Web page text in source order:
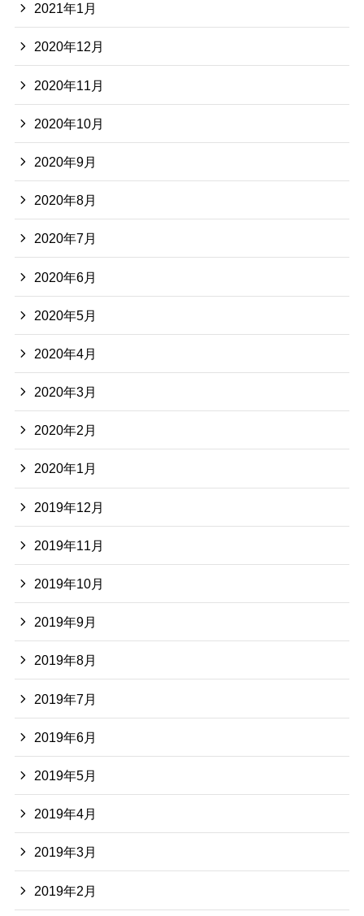
2021年1月
2020年12月
2020年11月
2020年10月
2020年9月
2020年8月
2020年7月
2020年6月
2020年5月
2020年4月
2020年3月
2020年2月
2020年1月
2019年12月
2019年11月
2019年10月
2019年9月
2019年8月
2019年7月
2019年6月
2019年5月
2019年4月
2019年3月
2019年2月